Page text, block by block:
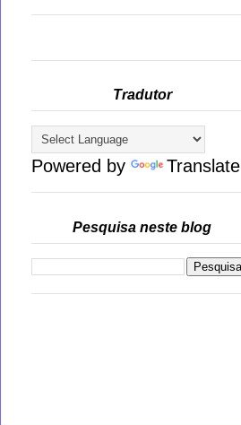
Tradutor
Powered by Translate
Pesquisa neste blog